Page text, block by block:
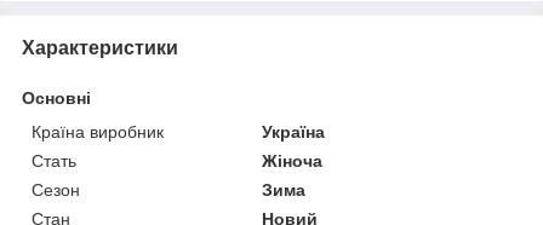
Характеристики
Основні
Країна виробник
Україна
Стать
Жіноча
Сезон
Зима
Стан
Новий